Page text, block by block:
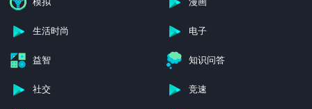
生活时尚 电子
益智 知识问答
社交 竞速